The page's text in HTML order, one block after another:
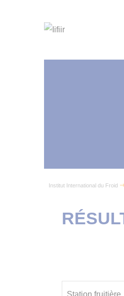
Institut International du Froid